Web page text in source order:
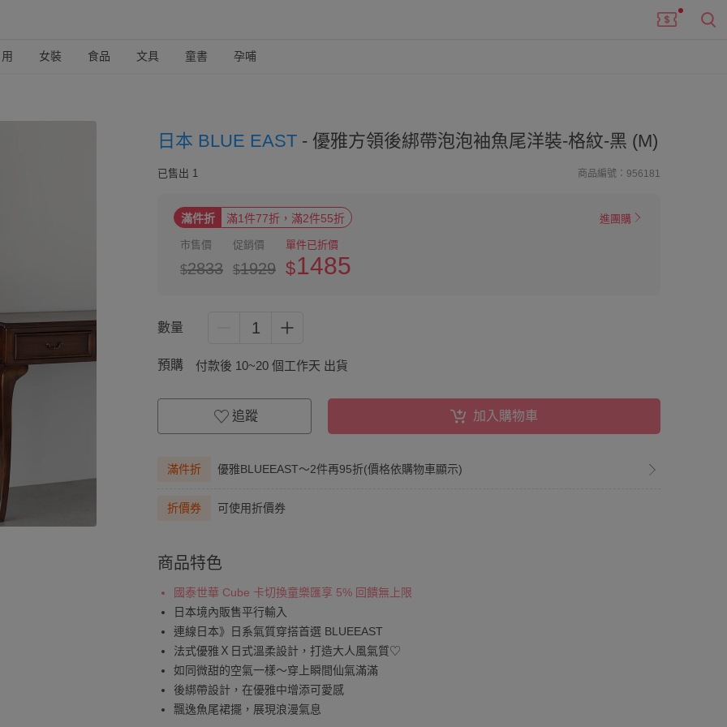
女裝 食品 文具 童書 孕哺
日本 BLUE EAST - 優雅方領後綁帶泡泡袖魚尾洋裝-格紋-黑 (M)
已售出 1 商品編號：956181
滿件折 滿1件77折，滿2件55折 進團購
市售價
$2833
促銷價
$1929
單件已折價
$1485
數量 1
預購 付款後 10~20 個工作天 出貨
追蹤 加入購物車
滿件折 優雅BLUEEAST～2件再95折(價格依購物車顯示)
折價券 可使用折價券
商品特色
國泰世華 Cube 卡切換童樂匯享 5% 回饋無上限
日本境內販售平行輸入
連線日本》日系氣質穿搭首選 BLUEEAST
法式優雅Ｘ日式溫柔設計，打造大人風氣質♡
如同微甜的空氣一樣～穿上瞬間仙氣滿滿
後綁帶設計，在優雅中增添可愛感
飄逸魚尾裙擺，展現浪漫氣息